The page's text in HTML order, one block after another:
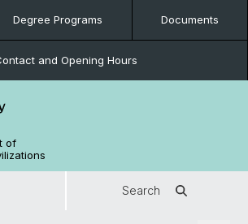
Degree Programs Documents
and Opening Hours
of
Search